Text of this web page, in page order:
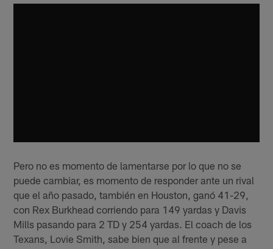
Pero no es momento de lamentarse por lo que no se
puede cambiar, es momento de responder ante un rival
que el año pasado, también en Houston, ganó 41-29,
con Rex Burkhead corriendo para 149 yardas y Davis
Mills pasando para 2 TD y 254 yardas. El coach de los
Texans, Lovie Smith, sabe bien que al frente y pese a